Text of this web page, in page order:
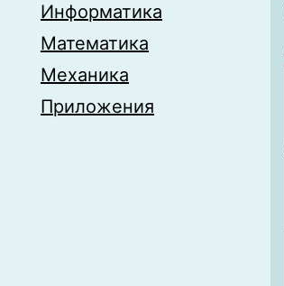
Информатика
Математика
Механика
Приложения